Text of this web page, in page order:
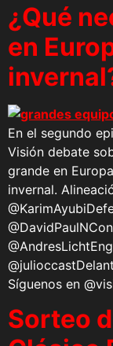
¿Qué
en
En el segundo
Visión debate
grande en
invernal.
Síguenos en
Sorteo